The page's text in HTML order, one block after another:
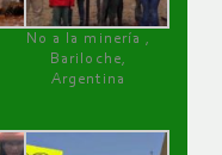
No a la minería ,
Bariloche,
Argentina